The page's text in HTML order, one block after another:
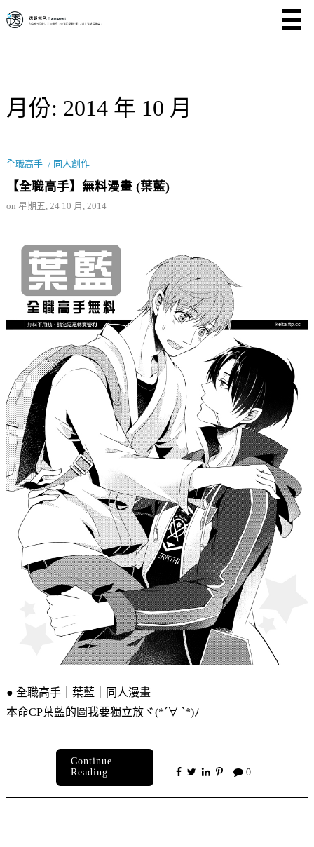
月份: 2014 年 10 月
全職高手 同人創作
【全職高手】無料漫畫 (葉藍)
on 星期五, 24 10 月, 2014
● 全職高手｜葉藍｜同人漫畫
本命CP葉藍的圖我要獨立放ヾ(*´∀ ˋ*)ﾉ
Continue
Reading
0